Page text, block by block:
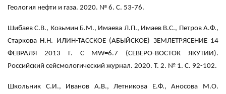
Геология нефти и газа. 2020. № 6. С. 53-76.
Шибаев С.В., Козьмин Б.М., Имаева Л.П., Имаев В.С., Петров А.Ф.,
Старкова Н.Н. ИЛИН-ТАССКОЕ (АБЫЙСКОЕ) ЗЕМЛЕТРЯСЕНИЕ 14
ФЕВРАЛЯ 2013 Г. С MW=6.7 (СЕВЕРО-ВОСТОК ЯКУТИИ).
Российский сейсмологический журнал. 2020. Т. 2. № 1. С. 92-102.
Школьник С.И., Иванов А.В., Летникова Е.Ф., Аносова М.О.